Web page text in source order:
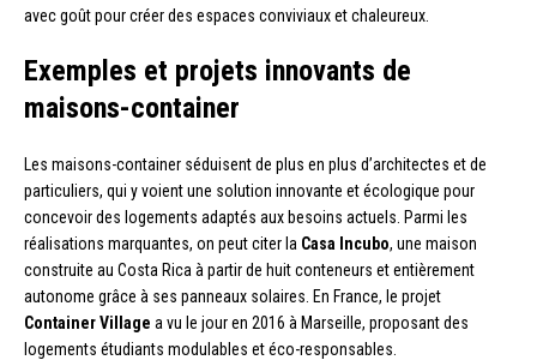
avec goût pour créer des espaces conviviaux et chaleureux.
Exemples et projets innovants de
maisons-container
Les maisons-container séduisent de plus en plus d’architectes et de
particuliers, qui y voient une solution innovante et écologique pour
concevoir des logements adaptés aux besoins actuels. Parmi les
réalisations marquantes, on peut citer la Casa Incubo, une maison
construite au Costa Rica à partir de huit conteneurs et entièrement
autonome grâce à ses panneaux solaires. En France, le projet
Container Village a vu le jour en 2016 à Marseille, proposant des
logements étudiants modulables et éco-responsables.